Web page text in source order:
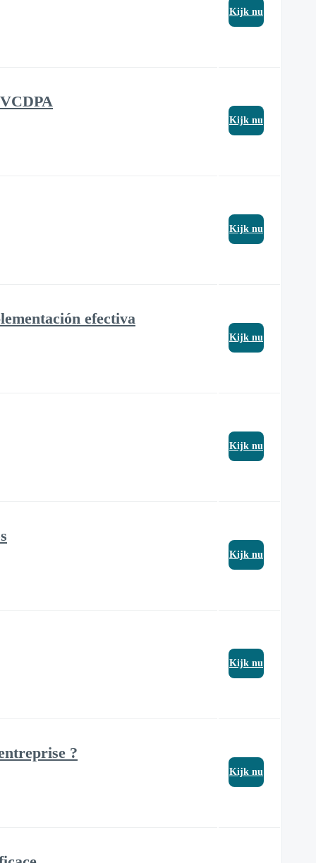
Kijk nu
Kijk nu
Kijk nu
efectiva
Kijk nu
Kijk nu
Kijk nu
Kijk nu
?
Kijk nu